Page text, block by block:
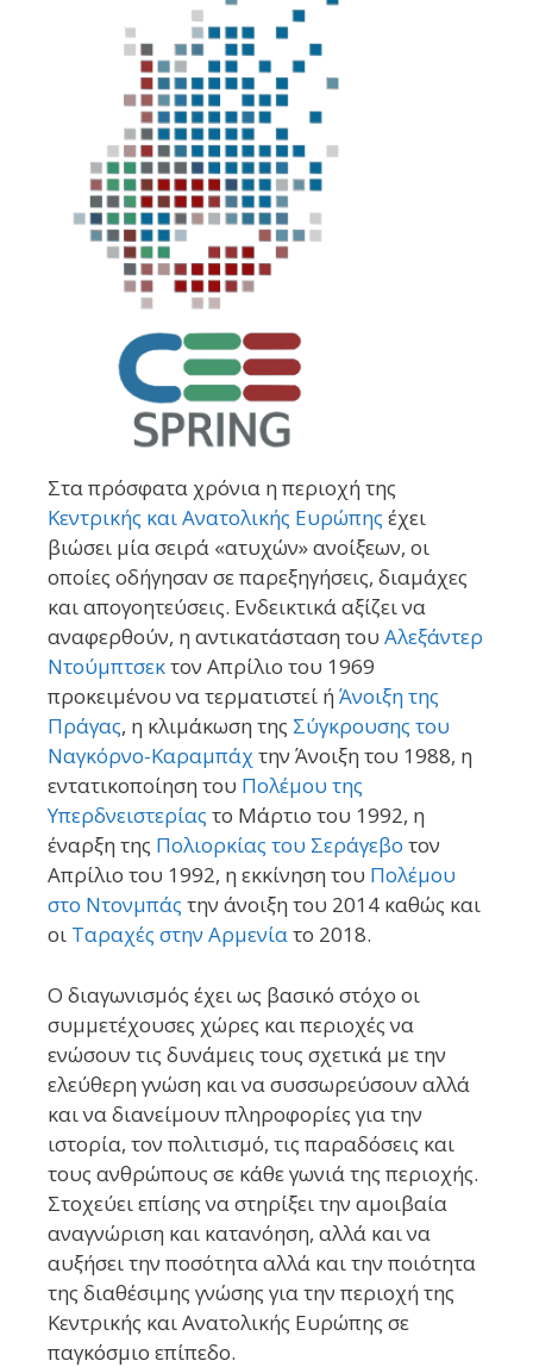
Στα πρόσφατα χρόνια η περιοχή της
Κεντρικής και Ανατολικής Ευρώπης έχει
βιώσει μία σειρά «ατυχών» ανοίξεων, οι
οποίες οδήγησαν σε παρεξηγήσεις, διαμάχες
και απογοητεύσεις. Ενδεικτικά αξίζει να
αναφερθούν, η αντικατάσταση του Αλεξάντερ
Ντούμπτσεκτον Απρίλιο του 1969
προκειμένου να τερματιστεί ή Άνοιξη της
Πράγας, η κλιμάκωση της Σύγκρουσης του
Ναγκόρνο-Καραμπάχ την Άνοιξη του 1988, η
εντατικοποίηση του Πολέμου της
Υπερδνειστερίας το Μάρτιο του 1992, η
έναρξη της Πολιορκίας του Σεράγεβο τον
Απρίλιο του 1992, η εκκίνηση του Πολέμου
στο Ντονμπάς την άνοιξη του 2014 καθώς και
οι Ταραχές στην Αρμενίατο 2018.
Ο διαγωνισμός έχει ως βασικό στόχο οι
συμμετέχουσες χώρες και περιοχές να
ενώσουν τις δυνάμεις τους σχετικά με την
ελεύθερη γνώση και να συσσωρεύσουν αλλά
και να διανείμουν πληροφορίες για την
ιστορία, τον πολιτισμό, τις παραδόσεις και
τους ανθρώπους σε κάθε γωνιά της περιοχής.
Στοχεύει επίσης να στηρίξει την αμοιβαία
αναγνώριση και κατανόηση, αλλά και να
αυξήσει την ποσότητα αλλά και την ποιότητα
της διαθέσιμης γνώσης για την περιοχή της
Κεντρικής και Ανατολικής Ευρώπης σε
παγκόσμιο επίπεδο.